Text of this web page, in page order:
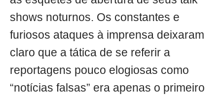
shows noturnos. Os constantes e
furiosos ataques à imprensa deixaram
claro que a tática de se referir a
reportagens pouco elogiosas como
“notícias falsas” era apenas o primeiro